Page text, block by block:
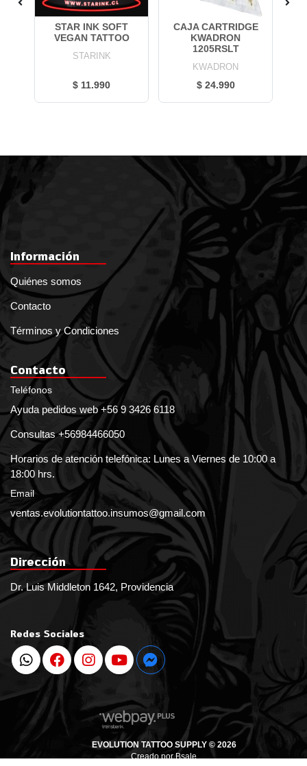
STAR INK SOFT
VEGAN TATTOO
STARINK
$ 11.990
CAJA CARTRIDGE
KWADRON
1205RSLT
KWADRON
$ 24.990
Información
Quiénes somos
Contacto
Términos y Condiciones
Contacto
Teléfonos
Ayuda pedidos web +56 9 3426 6118
Consultas +56984466050
Horarios de atención telefónica: Lunes a Viernes de 10:00 a
18:00 hrs.
Email
ventas.evolutiontattoo.insumos@gmail.com
Dirección
Dr. Luis Middleton 1642, Providencia
Redes Sociales
EVOLUTION TATTOO SUPPLY © 2026
Creado porBsale